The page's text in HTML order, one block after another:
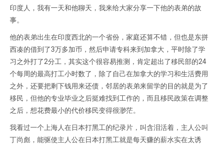
印度人，我有一天和他聊天，我来给大家分享一下他的表弟的故
事。
他的表弟出生在印度西北的一个省份，家庭还算不错，但也是东拼
西凑的借到了3万多加币，然后申请专科来到加拿大，平时除了学
习之外打了2分工，其实这个很容易推测，肯定超出了移民部的24
个每周的最高打工小时数了，除了自己在加拿大的学习和生活费用
之外，还要把剩下钱用来还债，邻居的表弟来留学的目的就是为了
移民，但他的专业毕业之后挺难找到工作的，而且移民政策在调整
之后，想花费最小的代价移民变得很渺茫。
我看过一个上海人在日本打黑工的纪录片，叫含泪活着，主人公叫
丁尚彪，能驱使主人公在日本打黑工就是每天赚的薪水实在太诱